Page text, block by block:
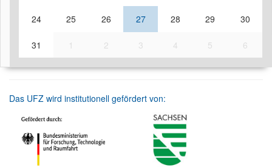
24 25 26 27 28 29 30
31 1 2 3 4 5 6
Das UFZ wird institutionell gefördert von: